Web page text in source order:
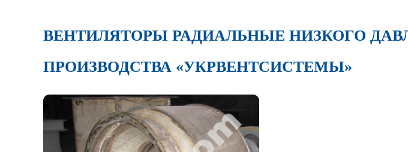
ВЕНТИЛЯТОРЫ РАДИАЛЬНЫЕ НИЗКОГО
ПРОИЗВОДСТВА «УКРВЕНТСИСТЕМЫ»